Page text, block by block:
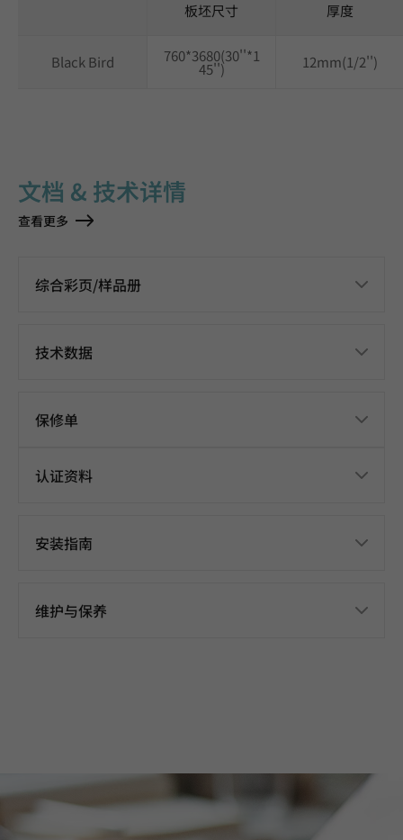
板坯尺寸 厚度
Black Bird 760*3680(30''*1
45'') 12mm(1/2'')
文档 & 技术详情
查看更多
综合彩页/样品册
技术数据
保修单
认证资料
安装指南
维护与保养